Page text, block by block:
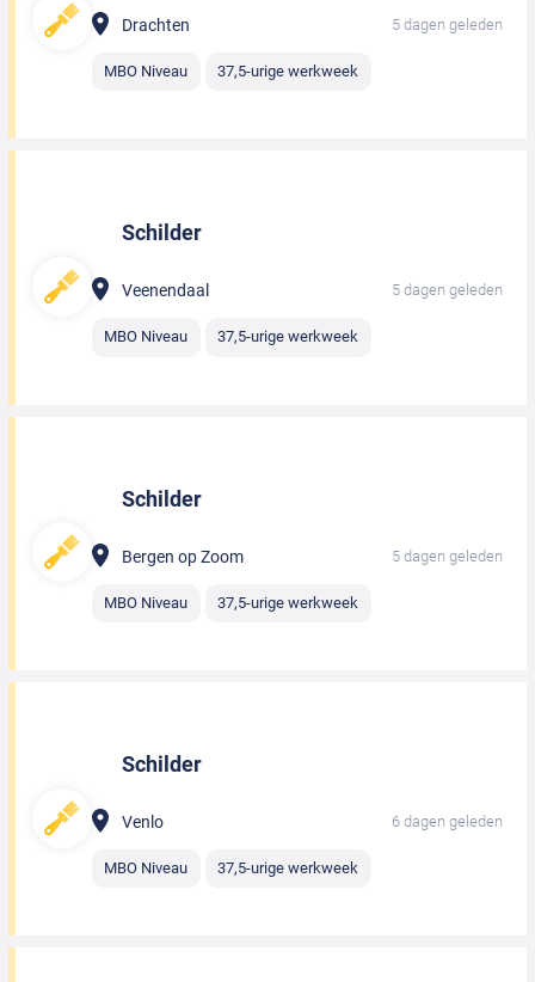
Drachten 5 dagen geleden
MBO Niveau 37,5-urige werkweek
Schilder
Veenendaal 5 dagen geleden
MBO Niveau 37,5-urige werkweek
Schilder
Bergen op Zoom 5 dagen geleden
MBO Niveau 37,5-urige werkweek
Schilder
Venlo 6 dagen geleden
MBO Niveau 37,5-urige werkweek